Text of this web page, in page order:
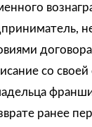
со
ранее